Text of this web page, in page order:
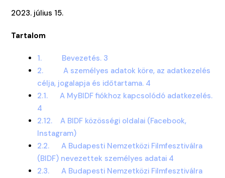
2023. július 15.
Tartalom
1. Bevezetés. 3
2. A személyes adatok köre, az adatkezelés
célja, jogalapja és időtartama. 4
2.1. A MyBIDF fiókhoz kapcsolódó adatkezelés.
4
2.12. A BIDF közösségi oldalai (Facebook,
Instagram)
2.2. A Budapesti Nemzetközi Filmfesztiválra
(BIDF) nevezettek személyes adatai 4
2.3. A Budapesti Nemzetközi Filmfesztiválra